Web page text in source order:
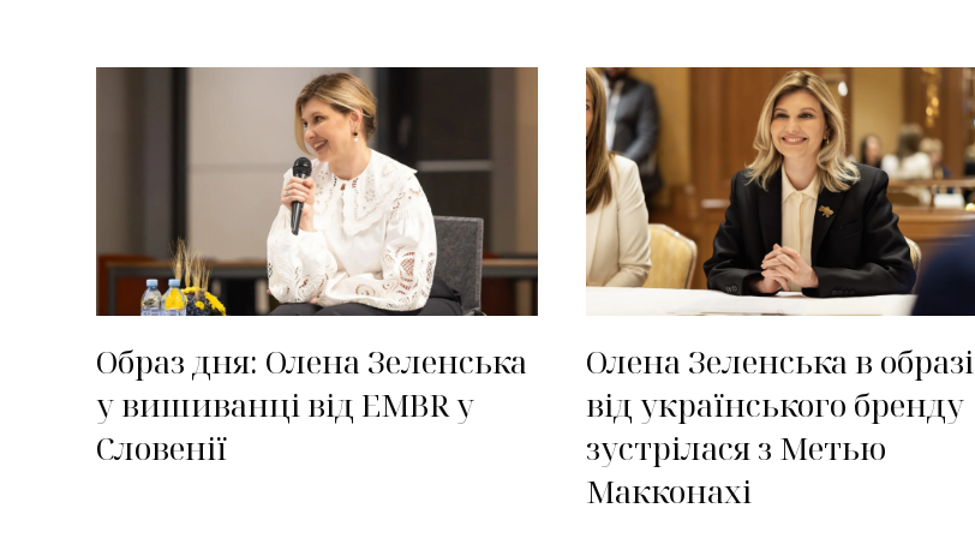
Образ дня: Олена Зеленська
у вишиванці від EMBR у
Словенії
Олена Зеленська в образі
від українського бренду
зустрілася з Метью
Макконахі